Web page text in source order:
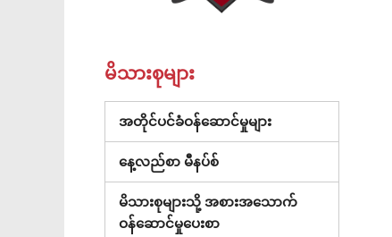
မိသားစုများ
အတိုင်ပင်ခံဝန်ဆောင်မှုများ(ဝင်း
ဒိုး
တွင်
ဖွင့်သည်)
နေ့လည်စာ မီနပ်စ်
မိသားစုများသို့ အစားအသောက်
ဝန်ဆောင်မှုပေးစာ